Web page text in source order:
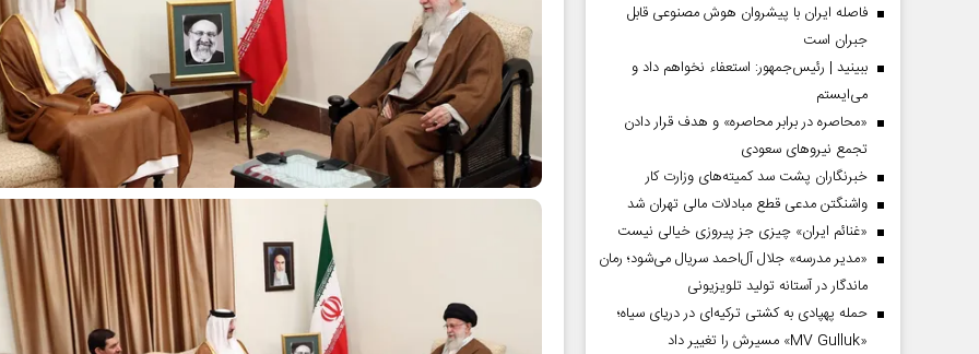
فاصله ایران با پیشرو‌ان هوش مصنوعی قابل
جبران است
ببینید | رئیس‌جمهور: استعفاء نخواهم داد و
می‌ایستم
«محاصره در برابر محاصره» و هدف قرار دادن
تجمع نیروهای سعودی
خبرنگاران پشت سد کمیته‌های وزارت کار
واشنگتن مدعی قطع مبادلات مالی تهران شد
«غنائم ایران» چیزی جز پیروزی خیالی نیست
«مدیر مدرسه» جلال آل‌احمد سریال می‌شود؛ رمان
ماندگار در آستانه تولید تلویزیونی
حمله پهپادی به کشتی ترکیه‌ای در دریای سیاه؛
«MV Gulluk» مسیرش را تغییر داد